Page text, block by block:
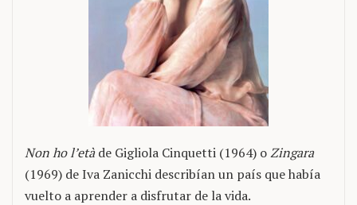
Non ho l’etàde Gigliola Cinquetti (1964) oZingara
(1969) de Iva Zanicchi describían un país que había
vuelto a aprender a disfrutar de la vida.